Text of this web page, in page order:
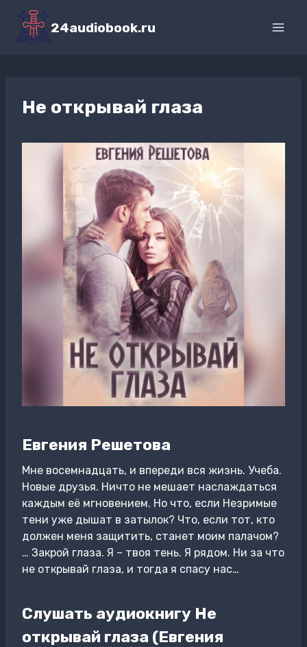
Перейти
содержимому
24audiobook.ru
Не открывай глаза
Евгения Решетова
Мне восемнадцать, и впереди вся жизнь. Учеба.
Новые друзья. Ничто не мешает наслаждаться
каждым её мгновением. Но что, если Незримые
тени уже дышат в затылок? Что, если тот, кто
должен меня защитить, станет моим палачом?
… Закрой глаза. Я – твоя тень. Я рядом. Ни за что
не открывай глаза, и тогда я спасу нас…
Слушать аудиокнигу Не
открывай глаза (Евгения